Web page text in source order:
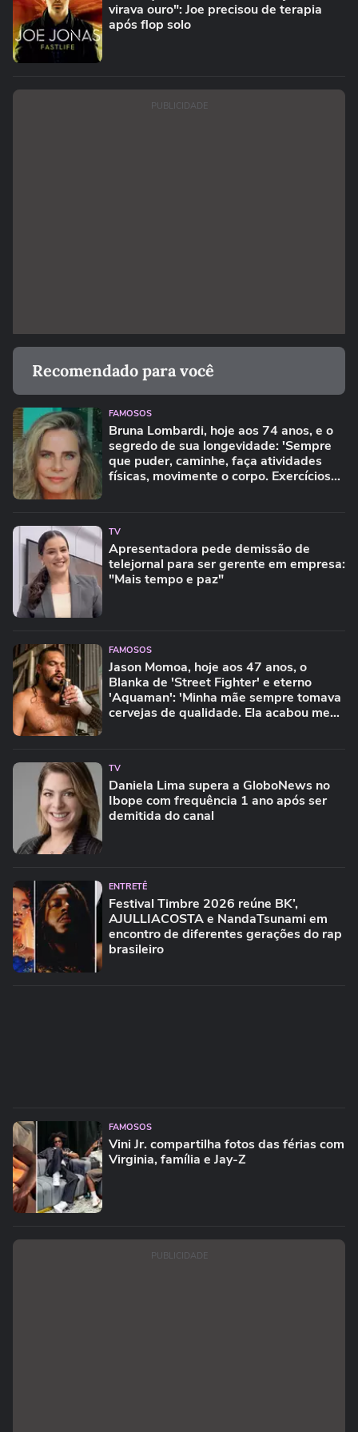
virava ouro": Joe precisou de terapia
após flop solo
PUBLICIDADE
Recomendado para você
FAMOSOS
Bruna Lombardi, hoje aos 74 anos, e o
segredo de sua longevidade: 'Sempre
que puder, caminhe, faça atividades
físicas, movimente o corpo. Exercícios
TV
Apresentadora pede demissão de
telejornal para ser gerente em empresa:
"Mais tempo e paz"
FAMOSOS
Jason Momoa, hoje aos 47 anos, o
Blanka de 'Street Fighter' e eterno
'Aquaman': 'Minha mãe sempre tomava
cervejas de qualidade. Ela acabou me
TV
Daniela Lima supera a GloboNews no
Ibope com frequência 1 ano após ser
demitida do canal
ENTRETÊ
Festival Timbre 2026 reúne BK’,
AJULLIACOSTA e NandaTsunami em
encontro de diferentes gerações do rap
brasileiro
FAMOSOS
Vini Jr. compartilha fotos das férias com
Virginia, família e Jay-Z
PUBLICIDADE